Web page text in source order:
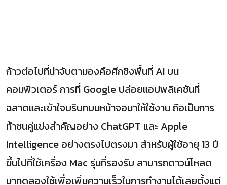
ก้าวต่อไปที่น่าจับตามองคือศึกชิงพื้นที่ AI บน
คอมพิวเตอร์ การที่ Google ปล่อยแอปพลิเคชันที่
ฉลาดและเข้าใจบริบทบนหน้าจอมาให้ใช้งาน ถือเป็นการ
ท้าชนคู่แข่งสำคัญอย่าง ChatGPT และ Apple
Intelligence อย่างตรงไปตรงมา สำหรับผู้ใช้อายุ 13 ปี
ขึ้นไปที่ใช้เครื่อง Mac รุ่นที่รองรับ สามารถดาวน์โหลด
มาทดลองใช้เพื่อเพิ่มความเร็วในการทำงานได้เลยตั้งแต่